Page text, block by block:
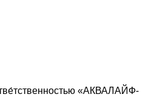
«АКВАЛАЙФ-